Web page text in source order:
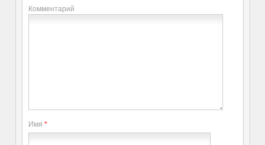
Комментарий
Имя *